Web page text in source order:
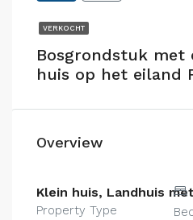
VERKOCHT
Bosgrondstuk met
huis op het eiland
Overview
Klein huis, Landhuis
Property Type